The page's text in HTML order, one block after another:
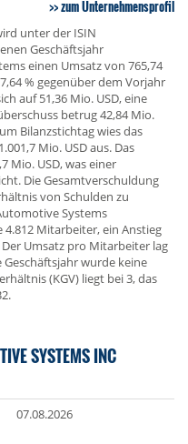
zum Unternehmensprofil
unter der ISIN
Geschäftsjahr
einen Umsatz von 765,74
% gegenüber dem Vorjahr
auf 51,36 Mio. USD, eine
betrug 42,84 Mio.
Bilanzstichtag wies das
Mio. USD aus. Das
Mio. USD, was einer
Die Gesamtverschuldung
von Schulden zu
Systems
Mitarbeiter, ein Anstieg
Umsatz pro Mitarbeiter lag
Geschäftsjahr wurde keine
(KGV) liegt bei 3, das
SYSTEMS INC
07.08.2026